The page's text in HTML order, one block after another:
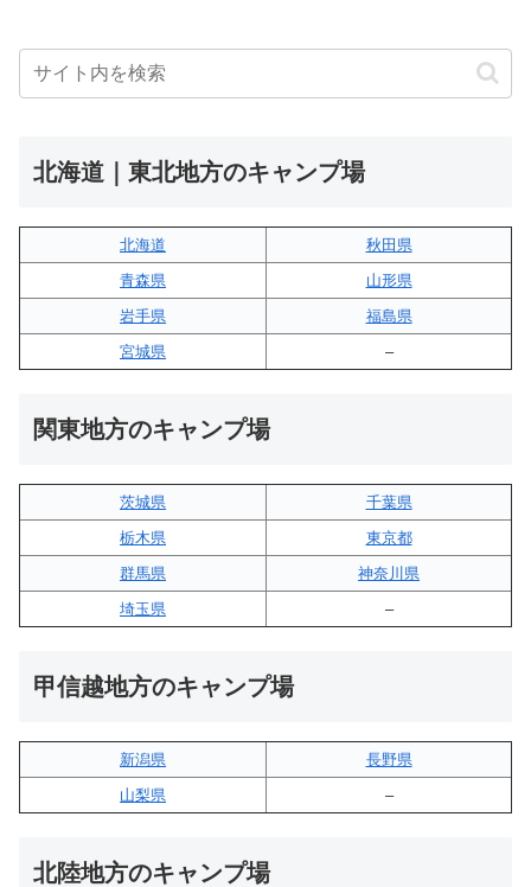
北海道｜東北地方のキャンプ場
北海道
秋田県
青森県
山形県
岩手県
福島県
宮城県
–
関東地方のキャンプ場
茨城県
千葉県
栃木県
東京都
群馬県
神奈川県
埼玉県
–
甲信越地方のキャンプ場
新潟県
長野県
山梨県
–
北陸地方のキャンプ場